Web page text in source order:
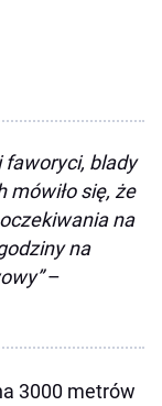
faworyci, blady
mówiło się, że
na
na
–
3000 metrów